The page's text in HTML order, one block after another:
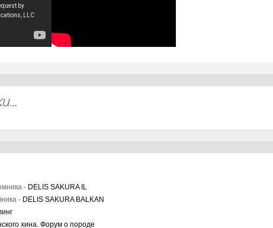
- DELIS SAKURA IL
- DELIS SAKURA BALKAN
хина. Форум о породе